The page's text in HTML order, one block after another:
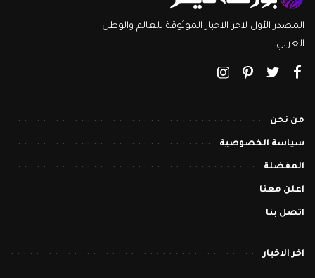
المصدر الأول لاخر الاخبار الموثوقة للعالم والوطن
العربي.
من نحن
سياسة الخصوصية
المفضلة
اعلن معنا
اتصل بنا
اخر الاخبار